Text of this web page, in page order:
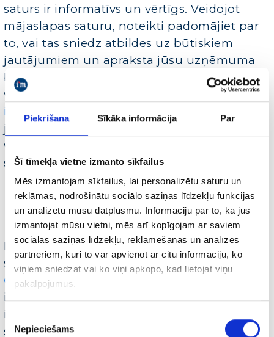
Piekrišana Sīkāka informācija Par
Šī tīmekļa vietne izmanto sīkfailus
Mēs izmantojam sīkfailus, lai personalizētu saturu un
reklāmas, nodrošinātu sociālo saziņas līdzekļu funkcijas
un analizētu mūsu datplūsmu. Informāciju par to, kā jūs
izmantojat mūsu vietni, mēs arī kopīgojam ar saviem
sociālās saziņas līdzekļu, reklamēšanas un analīzes
partneriem, kuri to var apvienot ar citu informāciju, ko
viņiem sniedzat vai ko viņi apkopo, kad lietojat viņu
pakalpojumus.
Piekrišanas
izvēle
Nepieciešams
saturs ir informatīvs un vērtīgs. Veidojot
mājaslapas saturu, noteikti padomājiet par
to, vai tas sniedz atbildes uz būtiskiem
jautājumiem un apraksta jūsu uzņēmuma
būtību. Satura veidošanu un optimizēšanu
var atvieglot, izmantojot dažādus
mākslīgā
intelekta rīkus
, piemēram, ChatGPT
. Tomēr
jāatceras to, ka saturam ir jābūt lasāmam un
viegli uztveramam, ko šie rīki ne vienmēr
spēj paveikt.
Spams, zemas kvalitātes vai “aizliegts”
saturs.
Nereti, veidojot jaunu mājaslapu, tiek dzēsts
saturs, kas pirms tam bija neatbilstošs
Googlesatura politikai
ievietots atbilstošs saturs. Arī šajā gadījumā
ir ieteicams pārskatīt mājaslapā attēloto
saturu un pārliecināties par to, ka tas atbilst